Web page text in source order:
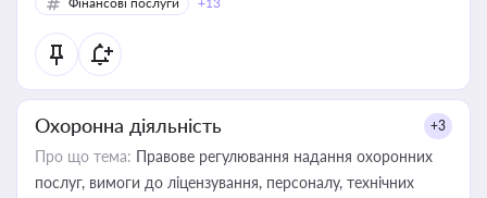
Охоронна діяльність +3
Про що тема: Правове регулювання надання охоронних
послуг, вимоги до ліцензування, персоналу, технічних